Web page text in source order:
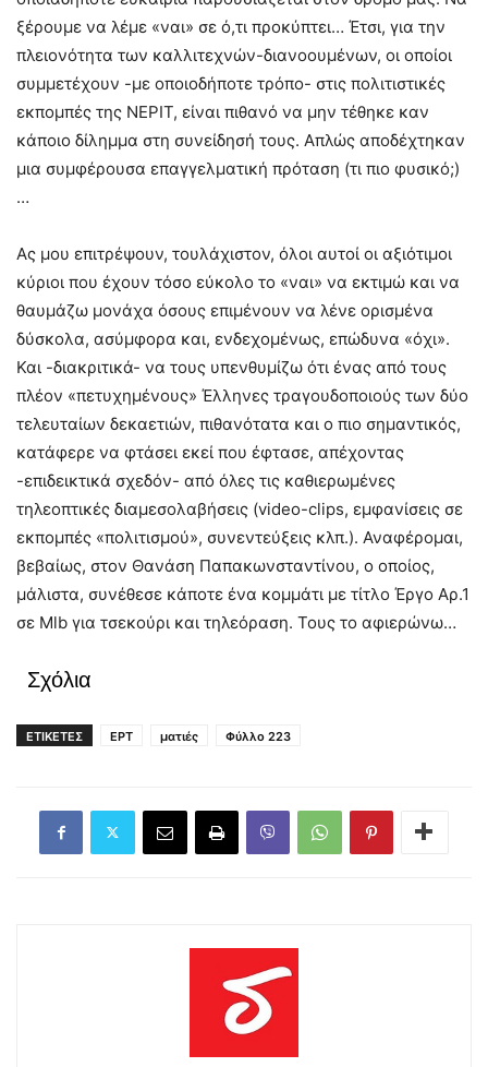
ξέρουμε να λέμε «ναι» σε ό,τι προκύπτει… Έτσι, για την
πλειονότητα των καλλιτεχνών-διανοουμένων, οι οποίοι
συμμετέχουν -με οποιοδήποτε τρόπο- στις πολιτιστικές
εκπομπές της ΝΕΡΙΤ, είναι πιθανό να μην τέθηκε καν
κάποιο δίλημμα στη συνείδησή τους. Απλώς αποδέχτηκαν
μια συμφέρουσα επαγγελματική πρόταση (τι πιο φυσικό;)
…
Ας μου επιτρέψουν, τουλάχιστον, όλοι αυτοί οι αξιότιμοι
κύριοι που έχουν τόσο εύκολο το «ναι» να εκτιμώ και να
θαυμάζω μονάχα όσους επιμένουν να λένε ορισμένα
δύσκολα, ασύμφορα και, ενδεχομένως, επώδυνα «όχι».
Και -διακριτικά- να τους υπενθυμίζω ότι ένας από τους
πλέον «πετυχημένους» Έλληνες τραγουδοποιούς των δύο
τελευταίων δεκαετιών, πιθανότατα και ο πιο σημαντικός,
κατάφερε να φτάσει εκεί που έφτασε, απέχοντας
-επιδεικτικά σχεδόν- από όλες τις καθιερωμένες
τηλεοπτικές διαμεσολαβήσεις (video-clips, εμφανίσεις σε
εκπομπές «πολιτισμού», συνεντεύξεις κλπ.). Αναφέρομαι,
βεβαίως, στον Θανάση Παπακωνσταντίνου, ο οποίος,
μάλιστα, συνέθεσε κάποτε ένα κομμάτι με τίτλο Έργο Αρ.1
σε Mlb για τσεκούρι και τηλεόραση. Τους το αφιερώνω…
Σχόλια
ΕΤΙΚΕΤΕΣ ΕΡΤ ματιές Φύλλο 223